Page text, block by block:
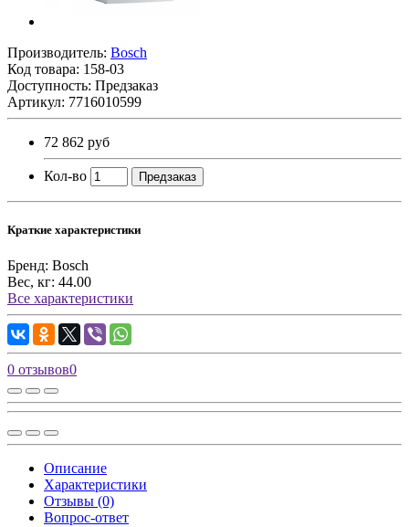
Производитель: Bosch
Код товара: 158-03
Доступность: Предзаказ
Артикул: 7716010599
72 862 руб
Кол-во Предзаказ
Краткие характеристики
Бренд: Bosch
Вес, кг: 44.00
Все характеристики
0 отзывов0
Описание
Характеристики
Отзывы (0)
Вопрос-ответ